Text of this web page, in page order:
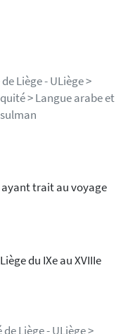
Liège - ULiège >
> Langue arabe et
trait au voyage
du IXe au XVIIIe
Liège - ULiège >